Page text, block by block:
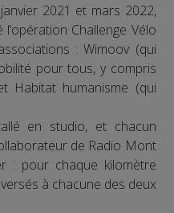
2021 et mars 2022,
Challenge Vélo
: Wimoov (qui
pour tous, y compris
Habitat humanisme (qui
en studio, et chacun
de Radio Mont
: pour chaque kilomètre
à chacune des deux